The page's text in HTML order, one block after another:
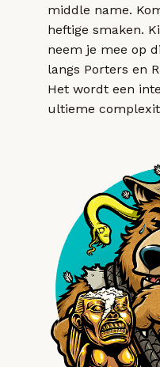
middle name.
heftige smaken.
neem je mee op
langs Porters en
Het wordt een
ultieme